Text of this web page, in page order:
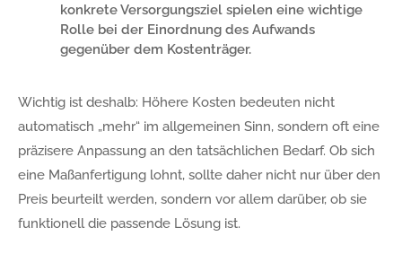
konkrete Versorgungsziel spielen eine wichtige
Rolle bei der Einordnung des Aufwands
gegenüber dem Kostenträger.
Wichtig ist deshalb: Höhere Kosten bedeuten nicht
automatisch „mehr“ im allgemeinen Sinn, sondern oft eine
präzisere Anpassung an den tatsächlichen Bedarf. Ob sich
eine Maßanfertigung lohnt, sollte daher nicht nur über den
Preis beurteilt werden, sondern vor allem darüber, ob sie
funktionell die passende Lösung ist.